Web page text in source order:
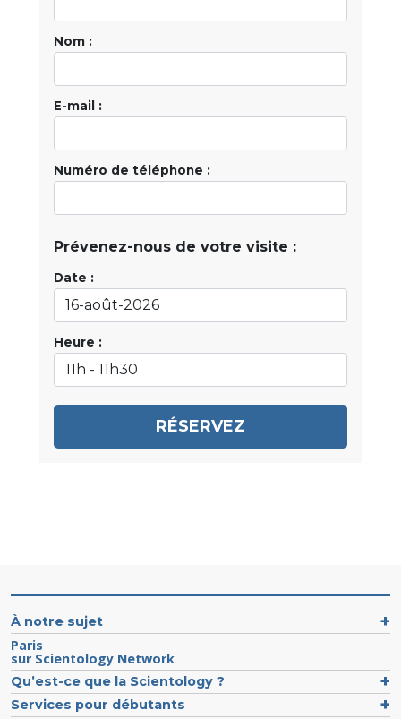
Nom :
E-mail :
Numéro de téléphone :
Prévenez-nous de votre visite :
Date :
Heure :
RÉSERVEZ
À notre sujet
Paris
sur Scientology Network
Qu’est-ce que la Scientology ?
Services pour débutants